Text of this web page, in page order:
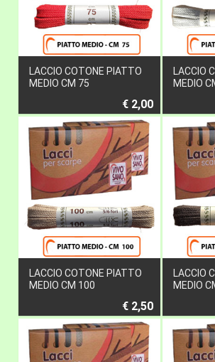
LACCIO COTONE PIATTO
MEDIO CM 75
€ 2,00
LACCIO
MEDIO
LACCIO COTONE PIATTO
MEDIO CM 100
€ 2,50
LACCIO
MEDIO